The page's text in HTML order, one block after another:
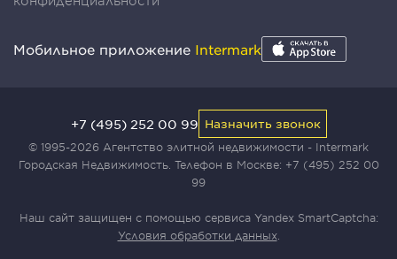
Мобильное приложение Intermark
© 1995-2026 Агентство элитной недвижимости - Intermark
Городская Недвижимость. Телефон в Москве: +7 (495) 252 00
99
Наш сайт защищен с помощью сервиса Yandex SmartCaptcha:
Условия обработки данных.
+7 (495) 252 00 99 Назначить звонок